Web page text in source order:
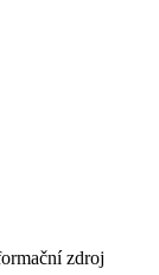
zdroj